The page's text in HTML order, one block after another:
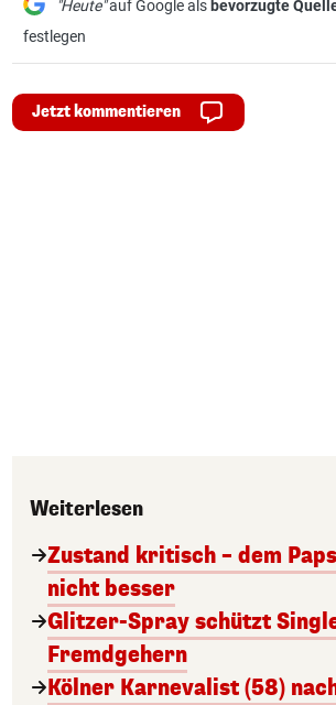
"Heute"auf Google als bevorzugte
festlegen
Jetzt kommentieren
Weiterlesen
Zustand kritisch – dem
nicht besser
Glitzer-Spray schützt
Fremdgehern
Kölner Karnevalist (58)